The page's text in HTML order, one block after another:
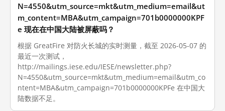
N=4550&utm_source=mkt&utm_medium=email&ut
m_content=MBA&utm_campaign=701b0000000KPF
e 现在在中国大陆被屏蔽吗？
根据 GreatFire 对防火长城的实时测量，截至 2026-05-07 的
最近一次测试，
http://mailings.iese.edu/IESE/newsletter.php?
N=4550&utm_source=mkt&utm_medium=email&utm_co
ntent=MBA&utm_campaign=701b0000000KPFe 在中国大
陆数据不足。